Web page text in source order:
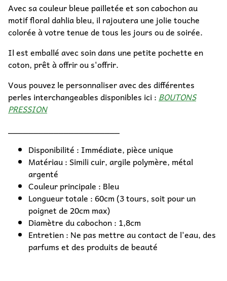
Avec sa couleur bleue pailletée et son cabochon au
motif floral dahlia bleu, il rajoutera une jolie touche
colorée à votre tenue de tous les jours ou de soirée.
Il est emballé avec soin dans une petite pochette en
coton, prêt à offrir ou s'offrir.
Vous pouvez le personnaliser avec des différentes
perles interchangeables disponibles ici : BOUTONS
PRESSION
Disponibilité : Immédiate, pièce unique
Matériau : Simili cuir, argile polymère, métal
argenté
Couleur principale : Bleu
Longueur totale : 60cm (3 tours, soit pour un
poignet de 20cm max)
Diamètre du cabochon : 1,8cm
Entretien : Ne pas mettre au contact de l'eau, des
parfums et des produits de beauté